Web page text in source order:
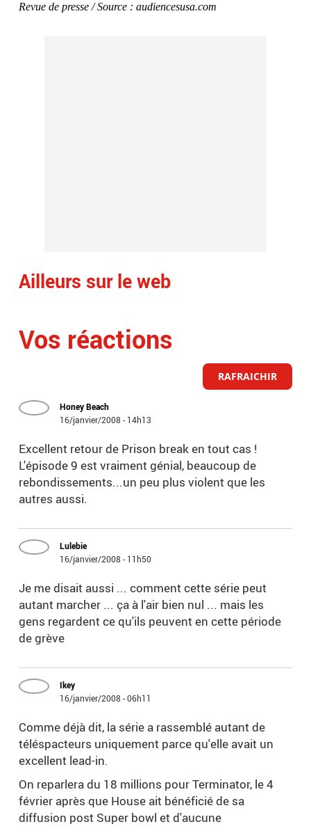
Revue de presse / Source : audiencesusa.com
Ailleurs sur le web
Vos réactions
RAFRAICHIR
Honey Beach
16/janvier/2008 - 14h13
Excellent retour de Prison break en tout cas !
L'épisode 9 est vraiment génial, beaucoup de
rebondissements...un peu plus violent que les
autres aussi.
Lulebie
16/janvier/2008 - 11h50
Je me disait aussi ... comment cette série peut
autant marcher ... ça à l'air bien nul ... mais les
gens regardent ce qu'ils peuvent en cette période
de grève
Ikey
16/janvier/2008 - 06h11
Comme déjà dit, la série a rassemblé autant de
téléspacteurs uniquement parce qu'elle avait un
excellent lead-in.
On reparlera du 18 millions pour Terminator, le 4
février après que House ait bénéficié de sa
diffusion post Super bowl et d'aucune